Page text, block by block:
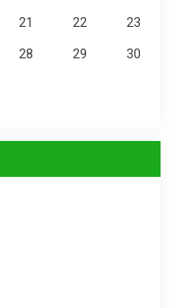
21 22
23
28 29
30